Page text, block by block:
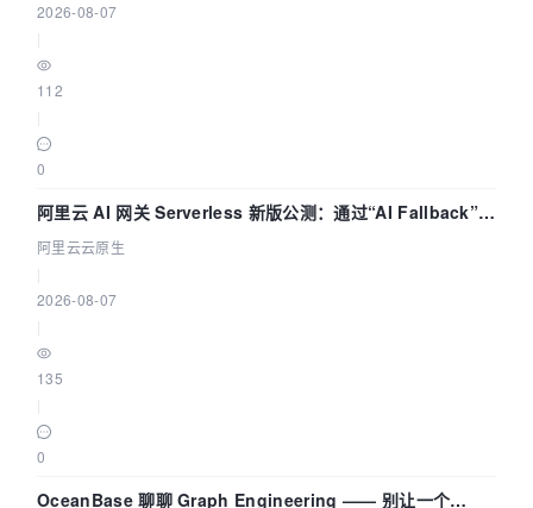
2026-08-07
112
0
阿里云 AI 网关 Serverless 新版公测：通过“AI Fallback”与
拓扑可视化构建 AI 流量治理底座
阿里云云原生
2026-08-07
135
0
OceanBase 聊聊 Graph Engineering —— 别让一个